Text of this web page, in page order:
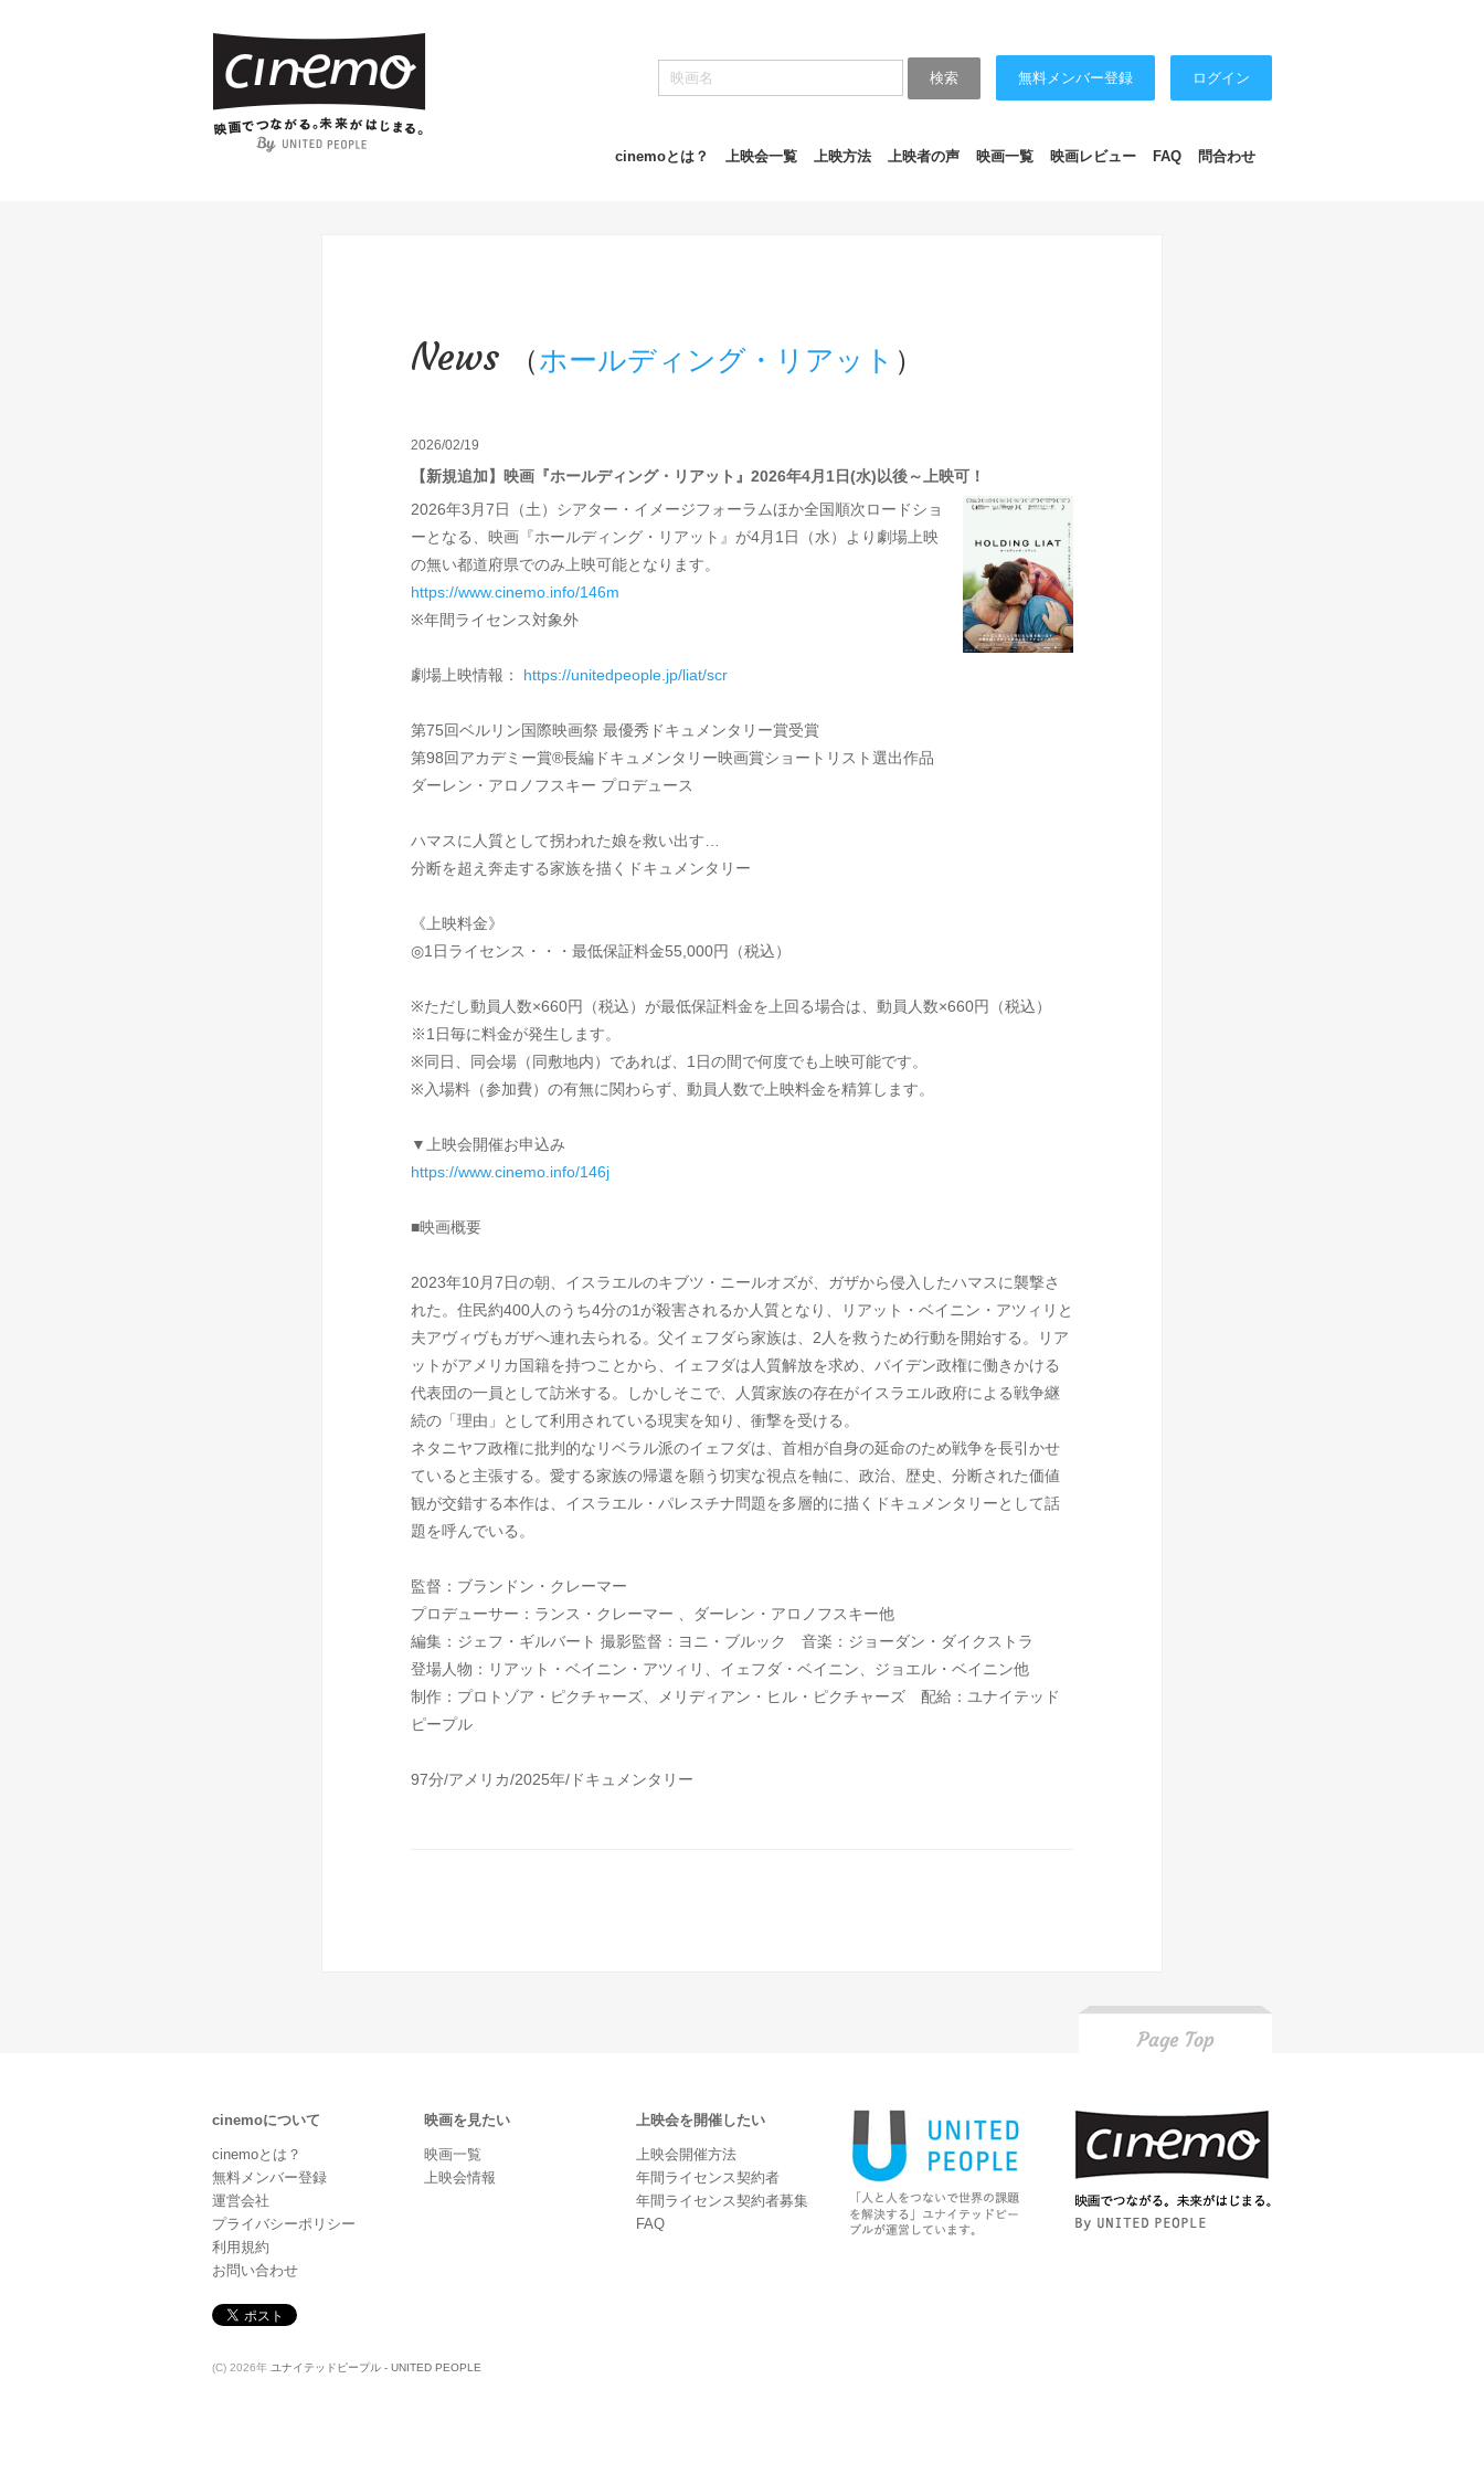
検索 無料メンバー登録 ログイン
cinemoとは？ 上映会一覧 上映方法 上映者の声 映画一覧 映画レビュー FAQ 問合わせ
News （ホールディング・リアット ）
2026/02/19
【新規追加】映画『ホールディング・リアット』2026年4月1日(水)以後～上映可！
2026年3月7日（土）シアター・イメージフォーラムほか全国順次ロードショ
ーとなる、映画『ホールディング・リアット』が4月1日（水）より劇場上映
の無い都道府県でのみ上映可能となります。
https://www.cinemo.info/146m
※年間ライセンス対象外
劇場上映情報： https://unitedpeople.jp/liat/scr
第75回ベルリン国際映画祭 最優秀ドキュメンタリー賞受賞
第98回アカデミー賞®長編ドキュメンタリー映画賞ショートリスト選出作品
ダーレン・アロノフスキー プロデュース
ハマスに人質として拐われた娘を救い出す…
分断を超え奔走する家族を描くドキュメンタリー
《上映料金》
◎1日ライセンス・・・最低保証料金55,000円（税込）
※ただし動員人数×660円（税込）が最低保証料金を上回る場合は、動員人数×660円（税込）
※1日毎に料金が発生します。
※同日、同会場（同敷地内）であれば、1日の間で何度でも上映可能です。
※入場料（参加費）の有無に関わらず、動員人数で上映料金を精算します。
▼上映会開催お申込み
https://www.cinemo.info/146j
■映画概要
2023年10月7日の朝、イスラエルのキブツ・ニールオズが、ガザから侵入したハマスに襲撃さ
れた。住民約400人のうち4分の1が殺害されるか人質となり、リアット・ベイニン・アツィリと
夫アヴィヴもガザへ連れ去られる。父イェフダら家族は、2人を救うため行動を開始する。リア
ットがアメリカ国籍を持つことから、イェフダは人質解放を求め、バイデン政権に働きかける
代表団の一員として訪米する。しかしそこで、人質家族の存在がイスラエル政府による戦争継
続の「理由」として利用されている現実を知り、衝撃を受ける。
ネタニヤフ政権に批判的なリベラル派のイェフダは、首相が自身の延命のため戦争を長引かせ
ていると主張する。愛する家族の帰還を願う切実な視点を軸に、政治、歴史、分断された価値
観が交錯する本作は、イスラエル・パレスチナ問題を多層的に描くドキュメンタリーとして話
題を呼んでいる。
監督：ブランドン・クレーマー
プロデューサー：ランス・クレーマー 、ダーレン・アロノフスキー他
編集：ジェフ・ギルバート 撮影監督：ヨニ・ブルック 音楽：ジョーダン・ダイクストラ
登場人物：リアット・ベイニン・アツィリ、イェフダ・ベイニン、ジョエル・ベイニン他
制作：プロトゾア・ピクチャーズ、メリディアン・ヒル・ピクチャーズ 配給：ユナイテッド
ピープル
97分/アメリカ/2025年/ドキュメンタリー
cinemoについて
cinemoとは？
無料メンバー登録
運営会社
プライバシーポリシー
利用規約
お問い合わせ
映画を見たい
映画一覧
上映会情報
上映会を開催したい
上映会開催方法
年間ライセンス契約者
年間ライセンス契約者募集
FAQ
(C) 2026年 ユナイテッドピープル - UNITED PEOPLE